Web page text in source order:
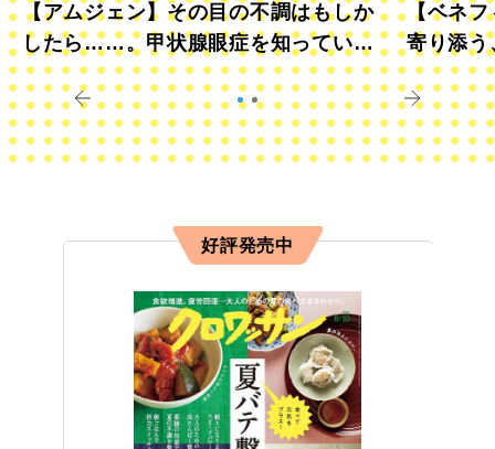
【アムジェン】その目の不調はもしか
したら……。甲状腺眼症を知っていま
すか？
【ベネフ
寄り添う
きに
好評発売中